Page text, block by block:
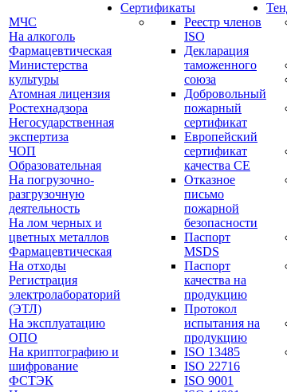
МЧС
На алкоголь
Фармацевтическая
Министерства
культуры
Атомная лицензия
Ростехнадзора
Негосударственная
экспертиза
ЧОП
Образовательная
На погрузочно-
разгрузочную
деятельность
На лом черных и
цветных металлов
Фармацевтическая
На отходы
Регистрация
электролабораторий
(ЭТЛ)
На эксплуатацию
ОПО
На криптографию и
шифрование
ФСТЭК
Сертификаты
Реестр членов
ISO
Декларация
таможенного
союза
Добровольный
пожарный
сертификат
Европейский
сертификат
качества СЕ
Отказное
письмо
пожарной
безопасности
Паспорт
МSDS
Паспорт
качества на
продукцию
Протокол
испытания на
продукцию
ISO 13485
ISO 22716
ISO 9001